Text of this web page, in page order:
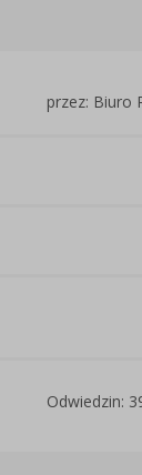
przez: Biuro
Odwiedzin: